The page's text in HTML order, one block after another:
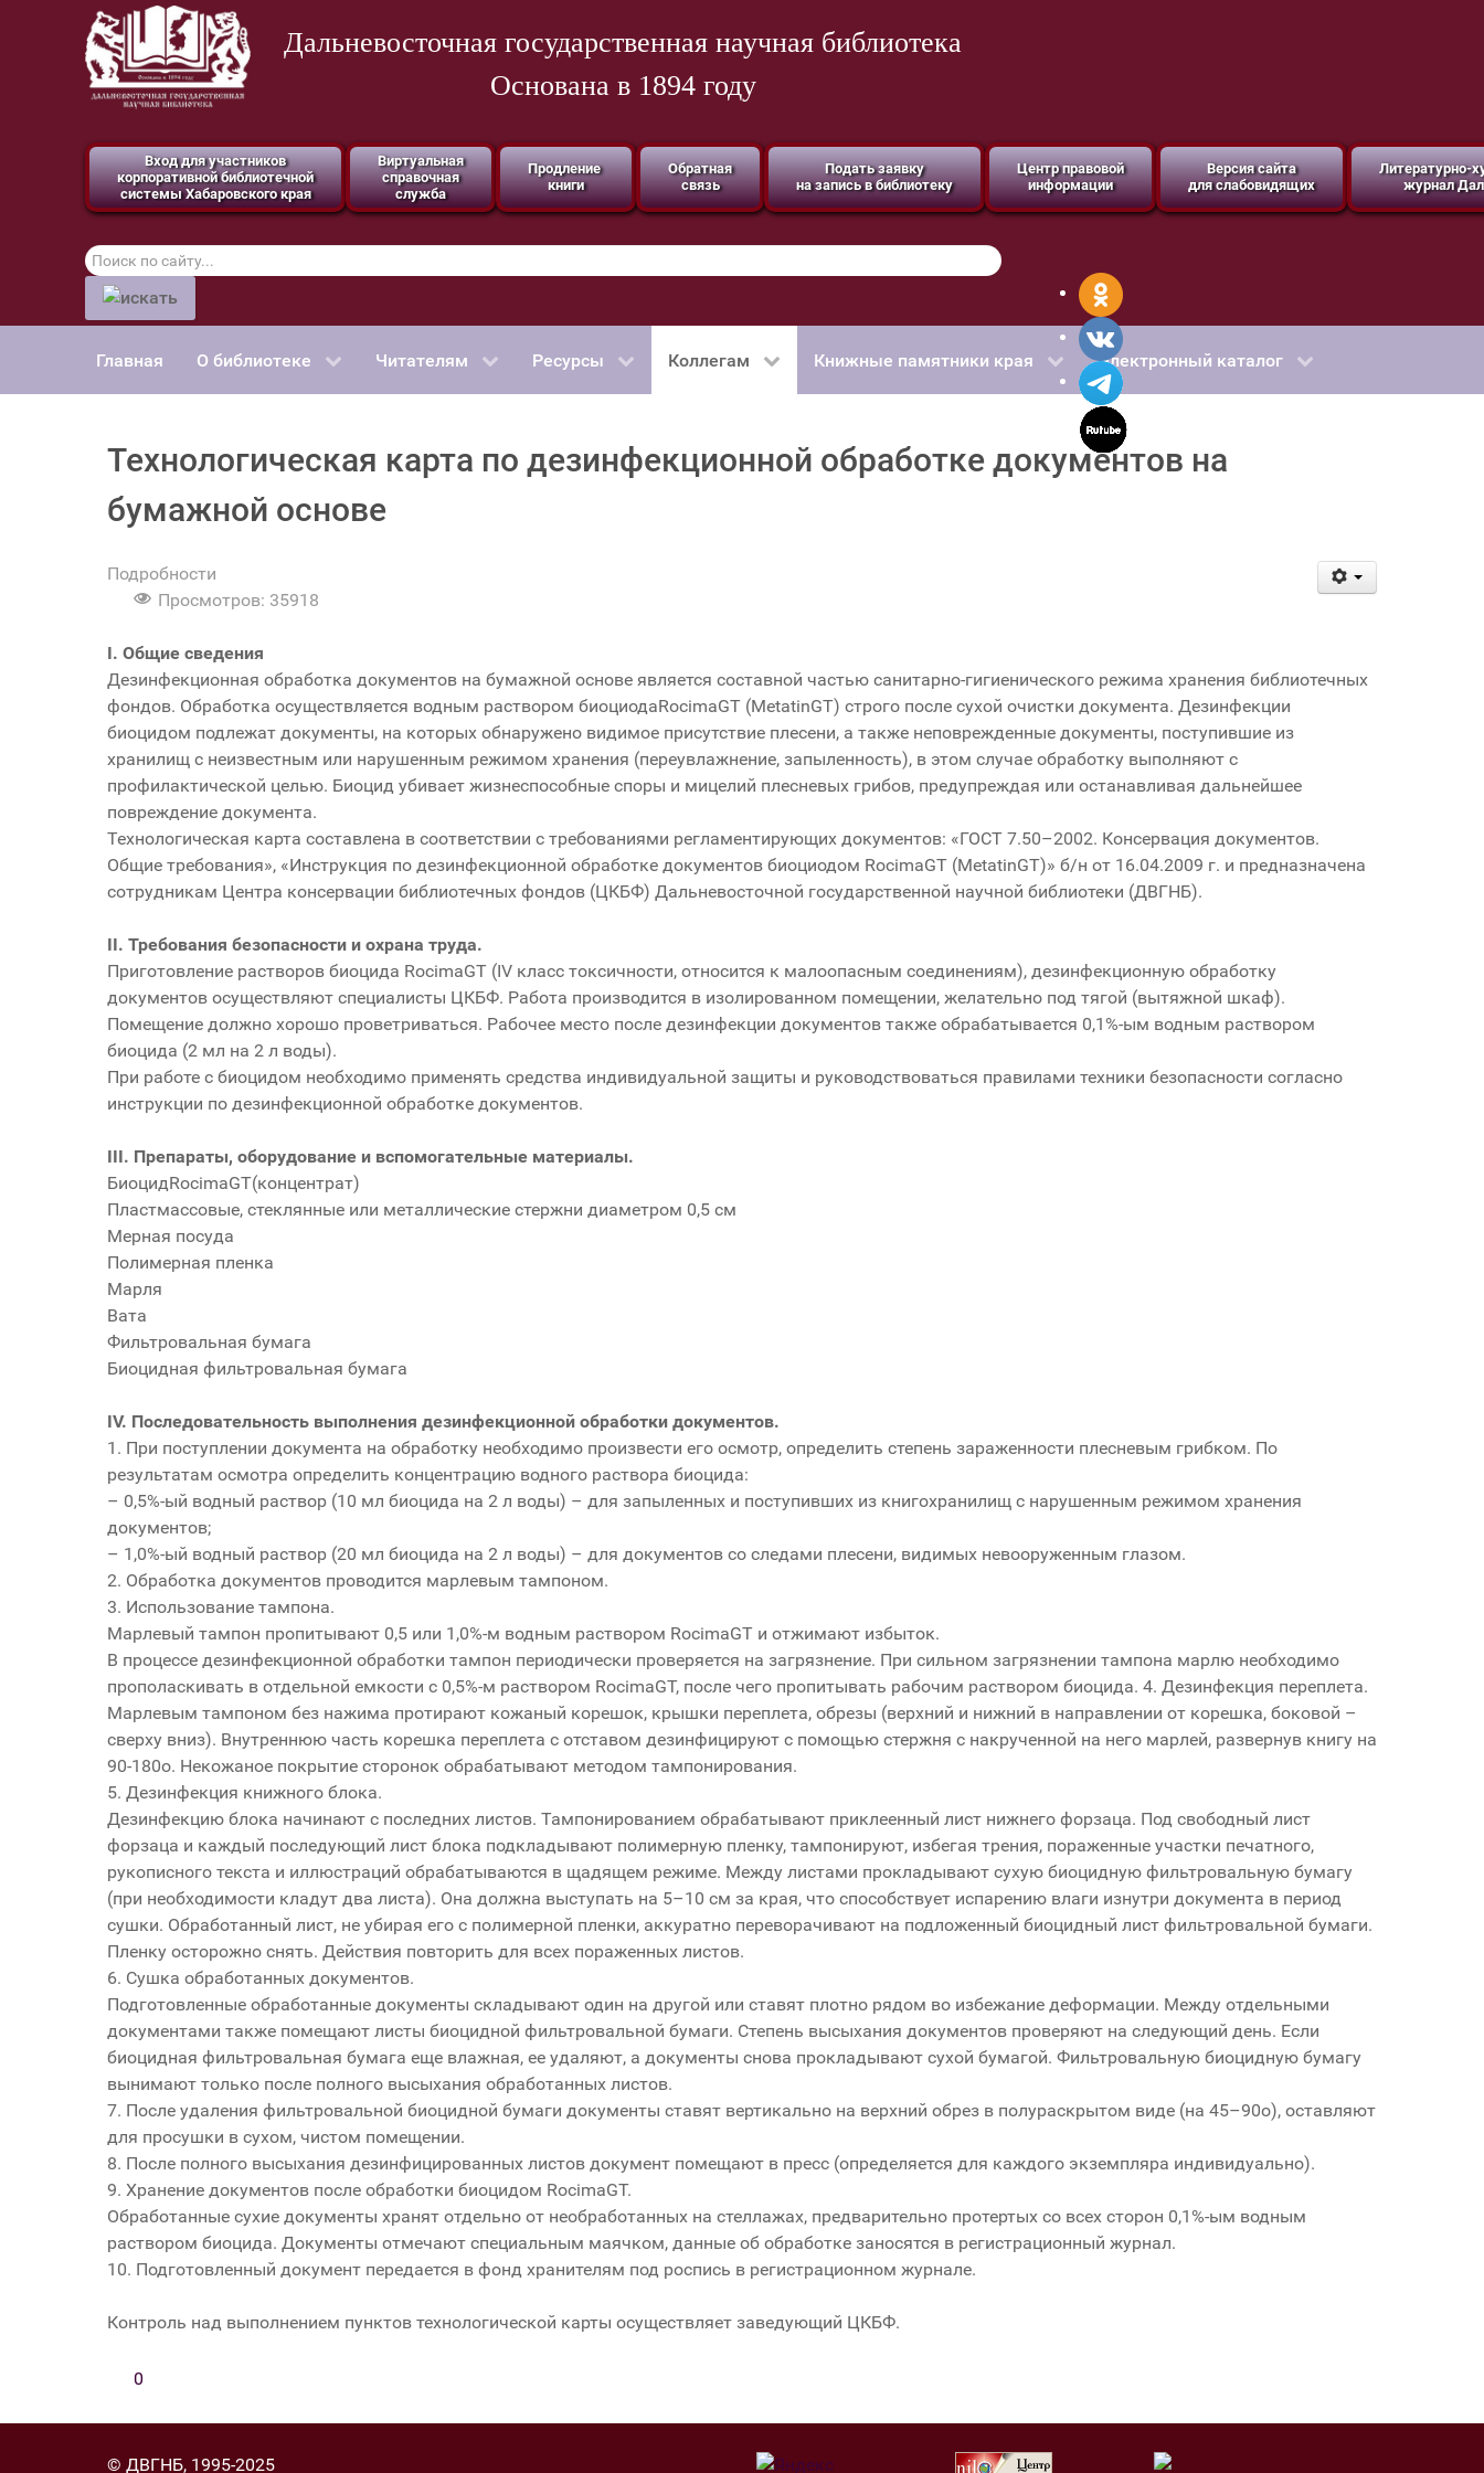
Дальневосточная государственная научная библиотека
Основана в 1894 году
Вход для участников
корпоративной библиотечной
системы Хабаровского края
Виртуальная
справочная
служба
Продление
книги
Обратная
связь
Подать заявку
на запись в библиотеку
Центр правовой
информации
Версия сайта
для слабовидящих
Литературно-
журнал
Поиск
по
сайту
Главная О библиотеке Читателям Ресурсы Коллегам Книжные памятники края Электронный каталог
Технологическая карта по дезинфекционной обработке документов на
бумажной основе
Подробности
Просмотров: 35918
I. Общие сведения
Дезинфекционная обработка документов на бумажной основе является составной частью санитарно-гигиенического режима хранения библиотечных
фондов. Обработка осуществляется водным раствором биоциодаRocimaGT (MetatinGT) строго после сухой очистки документа. Дезинфекции
биоцидом подлежат документы, на которых обнаружено видимое присутствие плесени, а также неповрежденные документы, поступившие из
хранилищ с неизвестным или нарушенным режимом хранения (переувлажнение, запыленность), в этом случае обработку выполняют с
профилактической целью. Биоцид убивает жизнеспособные споры и мицелий плесневых грибов, предупреждая или останавливая дальнейшее
повреждение документа.
Технологическая карта составлена в соответствии с требованиями регламентирующих документов: «ГОСТ 7.50–2002. Консервация документов.
Общие требования», «Инструкция по дезинфекционной обработке документов биоциодом RocimaGT (MetatinGT)» б/н от 16.04.2009 г. и предназначена
сотрудникам Центра консервации библиотечных фондов (ЦКБФ) Дальневосточной государственной научной библиотеки (ДВГНБ).
II. Требования безопасности и охрана труда.
Приготовление растворов биоцида RocimaGT (IV класс токсичности, относится к малоопасным соединениям), дезинфекционную обработку
документов осуществляют специалисты ЦКБФ. Работа производится в изолированном помещении, желательно под тягой (вытяжной шкаф).
Помещение должно хорошо проветриваться. Рабочее место после дезинфекции документов также обрабатывается 0,1%-ым водным раствором
биоцида (2 мл на 2 л воды).
При работе с биоцидом необходимо применять средства индивидуальной защиты и руководствоваться правилами техники безопасности согласно
инструкции по дезинфекционной обработке документов.
III. Препараты, оборудование и вспомогательные материалы.
БиоцидRocimaGT(концентрат)
Пластмассовые, стеклянные или металлические стержни диаметром 0,5 см
Мерная посуда
Полимерная пленка
Марля
Вата
Фильтровальная бумага
Биоцидная фильтровальная бумага
IV. Последовательность выполнения дезинфекционной обработки документов.
1. При поступлении документа на обработку необходимо произвести его осмотр, определить степень зараженности плесневым грибком. По
результатам осмотра определить концентрацию водного раствора биоцида:
– 0,5%-ый водный раствор (10 мл биоцида на 2 л воды) – для запыленных и поступивших из книгохранилищ с нарушенным режимом хранения
документов;
– 1,0%-ый водный раствор (20 мл биоцида на 2 л воды) – для документов со следами плесени, видимых невооруженным глазом.
2. Обработка документов проводится марлевым тампоном.
3. Использование тампона.
Марлевый тампон пропитывают 0,5 или 1,0%-м водным раствором RocimaGT и отжимают избыток.
В процессе дезинфекционной обработки тампон периодически проверяется на загрязнение. При сильном загрязнении тампона марлю необходимо
прополаскивать в отдельной емкости с 0,5%-м раствором RocimaGT, после чего пропитывать рабочим раствором биоцида. 4. Дезинфекция переплета.
Марлевым тампоном без нажима протирают кожаный корешок, крышки переплета, обрезы (верхний и нижний в направлении от корешка, боковой –
сверху вниз). Внутреннюю часть корешка переплета с отставом дезинфицируют с помощью стержня с накрученной на него марлей, развернув книгу на
90-180о. Некожаное покрытие сторонок обрабатывают методом тампонирования.
5. Дезинфекция книжного блока.
Дезинфекцию блока начинают с последних листов. Тампонированием обрабатывают приклеенный лист нижнего форзаца. Под свободный лист
форзаца и каждый последующий лист блока подкладывают полимерную пленку, тампонируют, избегая трения, пораженные участки печатного,
рукописного текста и иллюстраций обрабатываются в щадящем режиме. Между листами прокладывают сухую биоцидную фильтровальную бумагу
(при необходимости кладут два листа). Она должна выступать на 5–10 см за края, что способствует испарению влаги изнутри документа в период
сушки. Обработанный лист, не убирая его с полимерной пленки, аккуратно переворачивают на подложенный биоцидный лист фильтровальной бумаги.
Пленку осторожно снять. Действия повторить для всех пораженных листов.
6. Сушка обработанных документов.
Подготовленные обработанные документы складывают один на другой или ставят плотно рядом во избежание деформации. Между отдельными
документами также помещают листы биоцидной фильтровальной бумаги. Степень высыхания документов проверяют на следующий день. Если
биоцидная фильтровальная бумага еще влажная, ее удаляют, а документы снова прокладывают сухой бумагой. Фильтровальную биоцидную бумагу
вынимают только после полного высыхания обработанных листов.
7. После удаления фильтровальной биоцидной бумаги документы ставят вертикально на верхний обрез в полураскрытом виде (на 45–90о), оставляют
для просушки в сухом, чистом помещении.
8. После полного высыхания дезинфицированных листов документ помещают в пресс (определяется для каждого экземпляра индивидуально).
9. Хранение документов после обработки биоцидом RocimaGT.
Обработанные сухие документы хранят отдельно от необработанных на стеллажах, предварительно протертых со всех сторон 0,1%-ым водным
раствором биоцида. Документы отмечают специальным маячком, данные об обработке заносятся в регистрационный журнал.
10. Подготовленный документ передается в фонд хранителям под роспись в регистрационном журнале.
Контроль над выполнением пунктов технологической карты осуществляет заведующий ЦКБФ.
0
© ДВГНБ, 1995-2025